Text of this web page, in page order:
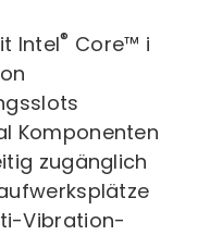
Intel® Core™ i
Komponenten
zugänglich
Vibration-